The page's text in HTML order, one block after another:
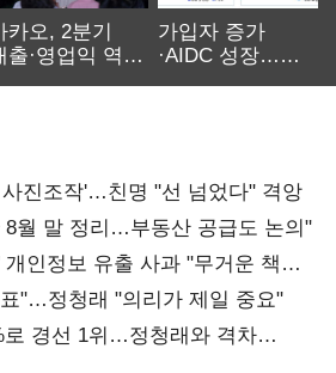
카오, 2분기
출·영업익 역대
가입자 증가
·AIDC 성장…
진조작'…친명 "선 넘었다" 격앙
8월 말 정리…부동산 공급도 논의"
인정보 유출 사과 "무거운 책임
"…정청래 "의리가 제일 중요"
로 경선 1위…정청래와 격차